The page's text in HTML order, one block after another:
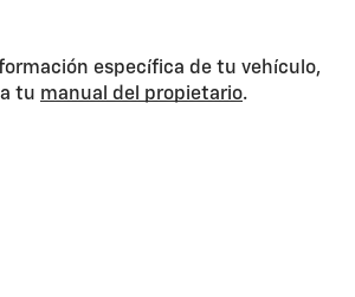
específica de tu vehículo,
tu manual del propietario.